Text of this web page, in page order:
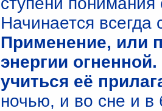
Начинается всегда
Применение, или
энергии
учиться её
ночью, и во сне и в